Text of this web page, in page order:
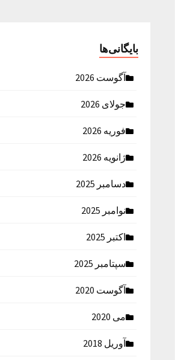
بایگانی‌ها
آگوست 2026
جولای 2026
فوریه 2026
ژانویه 2026
دسامبر 2025
نوامبر 2025
اکتبر 2025
سپتامبر 2025
آگوست 2020
می 2020
آوریل 2018